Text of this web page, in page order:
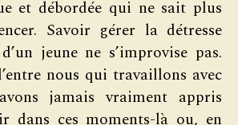
et débordée qui ne sait plus
Savoir gérer la détresse
jeune ne s’improvise pas.
nous qui travaillons avec
jamais vraiment appris
dans ces moments-là ou, en